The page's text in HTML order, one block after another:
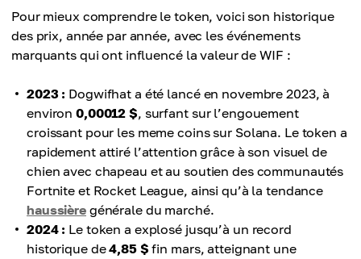
Pour mieux comprendre le token, voici son historique
des prix, année par année, avec les événements
marquants qui ont influencé la valeur de WIF :
2023 : Dogwifhat a été lancé en novembre 2023, à
environ0,00012 $, surfant sur l’engouement
croissant pour les meme coins sur Solana. Le token a
rapidement attiré l’attention grâce à son visuel de
chien avec chapeau et au soutien des communautés
Fortnite et Rocket League, ainsi qu’à la tendance
haussièregénérale du marché.
2024 : Le token a explosé jusqu’à un record
historique de4,85 $ fin mars, atteignant une